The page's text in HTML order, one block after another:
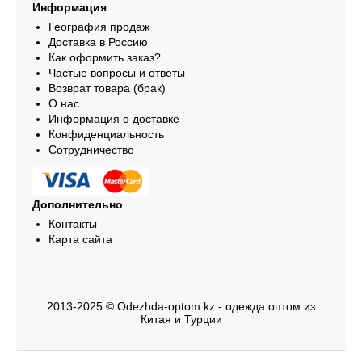
Информация
География продаж
Доставка в Россию
Как оформить заказ?
Частые вопросы и ответы
Возврат товара (брак)
О нас
Информация о доставке
Конфиденциальность
Сотрудничество
Дополнительно
Контакты
Карта сайта
2013-2025 © Odezhda-optom.kz - одежда оптом из
Китая и Турции